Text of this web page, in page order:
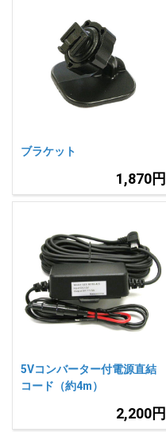
ブラケット
1,870円
5Vコンバーター付電源直結
コード（約4m）
2,200円